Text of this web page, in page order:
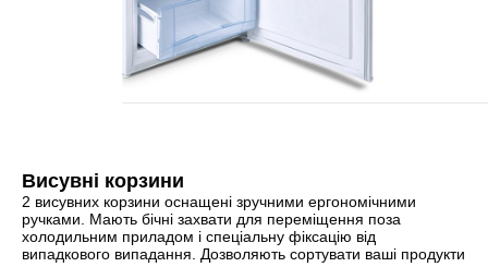
Висувні корзини
2 висувних корзини оснащені зручними ергономічними
ручками. Мають бічні захвати для переміщення поза
холодильним приладом і спеціальну фіксацію від
випадкового випадання. Дозволяють сортувати ваші продукти